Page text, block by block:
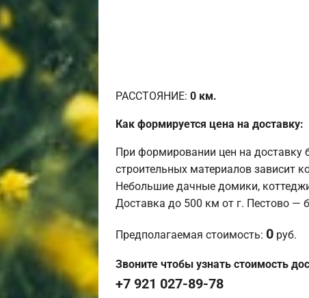
РАССТОЯНИЕ: 0 км.
Как формируется цена на доставку:
При формировании цен на доставку
строительных материалов зависит
Небольшие дачные домики,
Доставка до 500 км от г. Пестово —
Предполагаемая стоимость: 0 руб.
Звоните чтобы узнать стоимость
+7 921 027-89-78